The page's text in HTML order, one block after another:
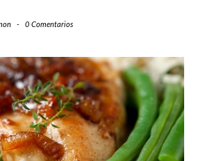
- 0 Comentarios